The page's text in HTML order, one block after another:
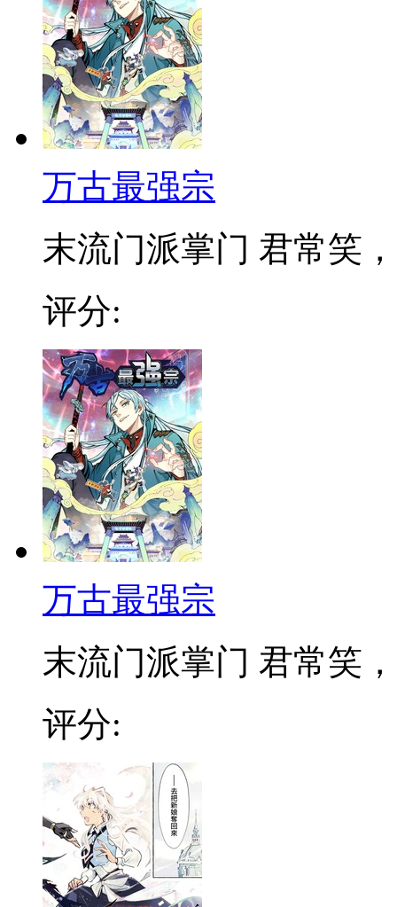
万古最强宗
末流门派掌门 君常笑
评分:
万古最强宗
末流门派掌门 君常笑
评分: